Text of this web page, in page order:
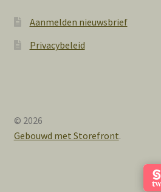
Aanmelden nieuwsbrief
Privacybeleid
© 2026
Gebouwd met Storefront.